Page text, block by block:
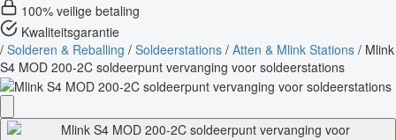
100% veilige betaling
Kwaliteitsgarantie
/ Solderen & Reballing / Soldeerstations / Atten & Mlink Stations / Mlink
S4 MOD 200-2C soldeerpunt vervanging voor soldeerstations